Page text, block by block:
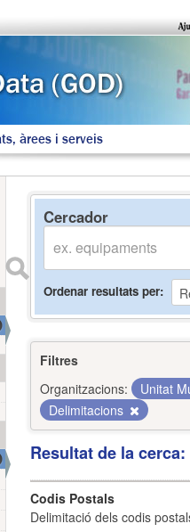
àrees i serveis
Cercador
Ordenar resultats per
Filtres
Organitzacions:
Unitat
Delimitacions
Resultat de la
Codis Postals
Delimitació dels codis